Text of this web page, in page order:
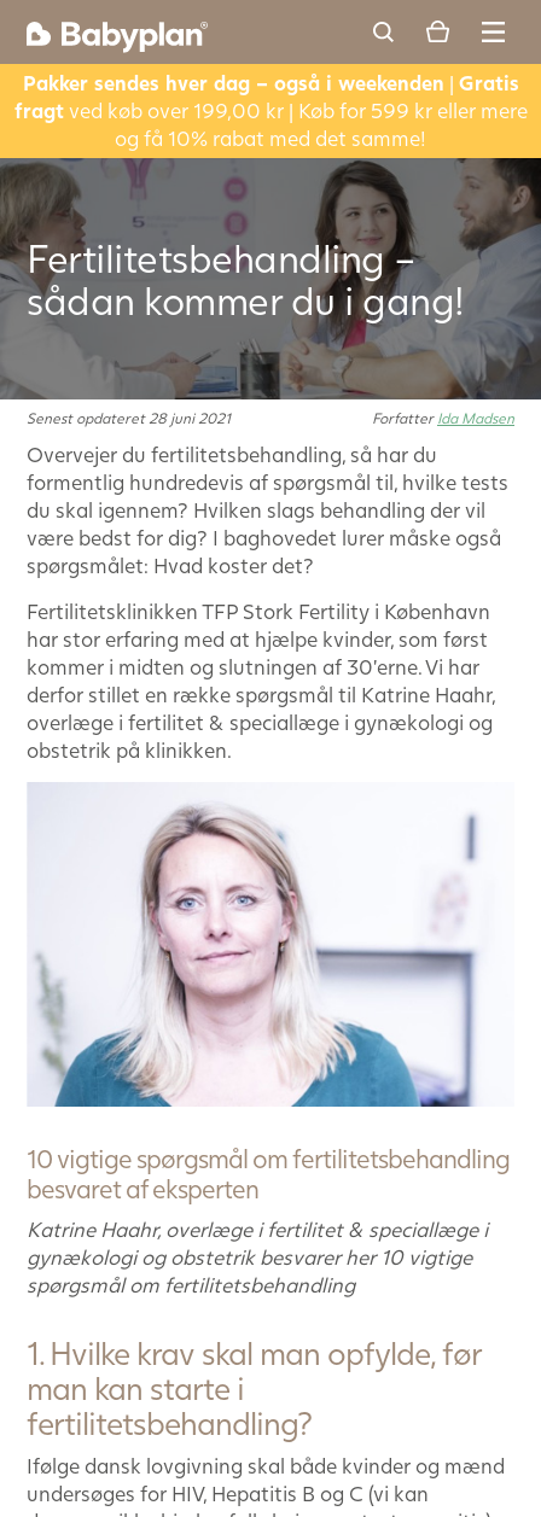
Pakker sendes hver dag – også i weekenden | Gratis
fragtved køb over 199,00 kr | Køb for 599 kr eller mere
og få 10% rabat med det samme!
Fertilitetsbehandling –
sådan kommer du i gang!
Senest opdateret 28 juni 2021 Forfatter Ida Madsen
Overvejer du fertilitetsbehandling, så har du
formentlig hundredevis af spørgsmål til, hvilke tests
du skal igennem? Hvilken slags behandling der vil
være bedst for dig? I baghovedet lurer måske også
spørgsmålet: Hvad koster det?
Fertilitetsklinikken TFP Stork Fertility i København
har stor erfaring med at hjælpe kvinder, som først
kommer i midten og slutningen af 30’erne. Vi har
derfor stillet en række spørgsmål til Katrine Haahr,
overlæge i fertilitet & speciallæge i gynækologi og
obstetrik på klinikken.
10 vigtige spørgsmål om fertilitetsbehandling
besvaret af eksperten
Katrine Haahr, overlæge i fertilitet & speciallæge i
gynækologi og obstetrik besvarer her 10 vigtige
spørgsmål om fertilitetsbehandling
1. Hvilke krav skal man opfylde, før
man kan starte i
fertilitetsbehandling?
Ifølge dansk lovgivning skal både kvinder og mænd
undersøges for HIV, Hepatitis B og C (vi kan